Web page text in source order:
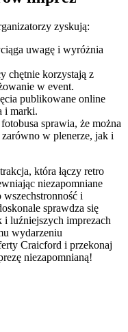
zyskują:
uwagę i wyróżnia
chętnie korzystają z
w event.
publikowane online
i marki.
sprawia, że można
w plenerze, jak i
która łączy retro
niezapomniane
wszechstronność i
sprawdza się
i luźniejszych imprezach
wydarzeniu
Craicford i przekonaj
niezapomnianą!